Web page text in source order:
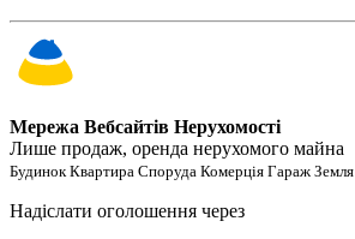
Мережа Вебсайтів Нерухомості
Лише продаж, оренда нерухомого майна
Будинок Квартира Споруда Комерція Гараж Земля
Надіслати оголошення через